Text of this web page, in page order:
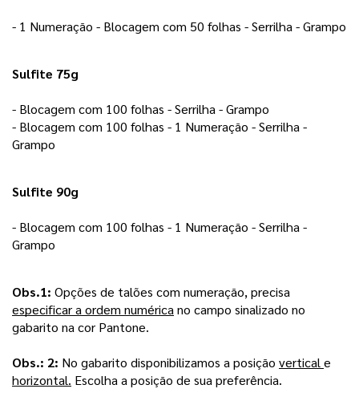
- 1 Numeração - Blocagem com 50 folhas - Serrilha - Grampo
Sulfite 75g
- Blocagem com 100 folhas - Serrilha - Grampo
- Blocagem com 100 folhas - 1 Numeração - Serrilha -
Grampo
Sulfite 90g
- Blocagem com 100 folhas - 1 Numeração - Serrilha -
Grampo
Obs.1:
especificar a ordem numérica no campo sinalizado no
gabarito na cor Pantone.
Obs.: 2: No gabarito disponibilizamos a posição vertical
horizontal. Escolha a posição de sua preferência.